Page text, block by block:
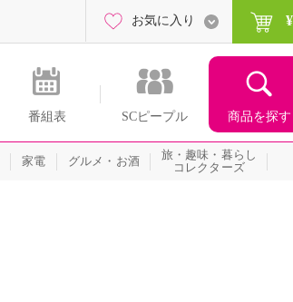
番組表 SCピープル 商品を探す
お気に入り
家電 グルメ・お酒
旅・趣味・暮らし
コレクターズ